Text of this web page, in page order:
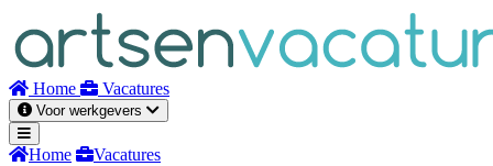
inhoud
Home Vacatures
Voor werkgevers
Home
Vacatures